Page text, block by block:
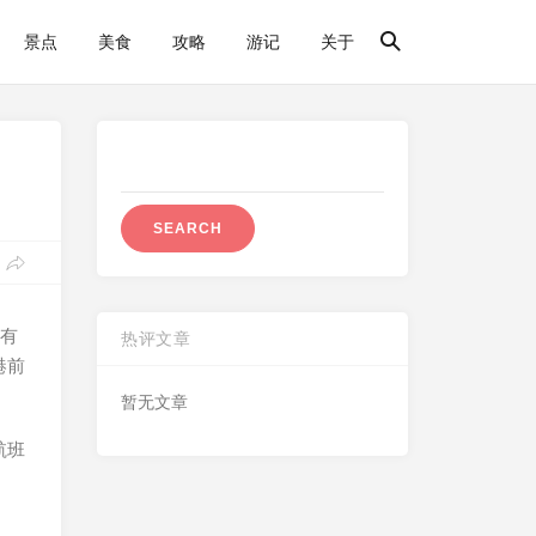
景点 美食 攻略 游记 关于
前
班
热评文章
暂无文章